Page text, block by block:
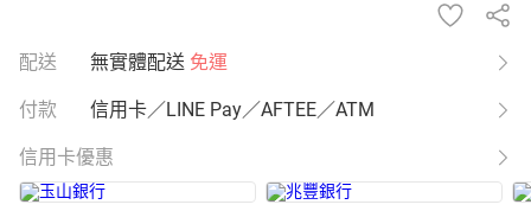
配送 無實體配送 免運
付款 信用卡／LINE Pay／AFTEE／ATM
信用卡優惠